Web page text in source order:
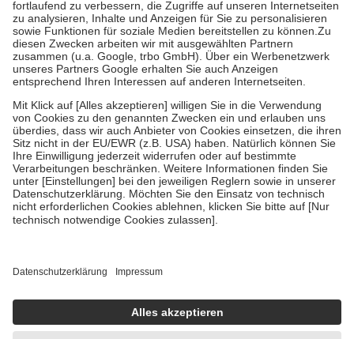
Diese Regeln gelten grundsätzlich auch für Online-Apotheken.
Bei Heilmitteln und häuslicher Krankenpflege beträgt die
Zuzahlung zehn Prozent der Kosten sowie zehn Euro je
Verordnung.
Um das Engagement der Versicherten für ihre eigene Gesundheit zu
stärken und die besondere Stellung der Familie zu unterstützen,
fallenkeine Zuzahlungenan bei:
• Kindern und Jugendlichen bis zum vollendeten 18. Lebensjahr
mit Ausnahme der Fahrkosten
• Untersuchungen zur Vorsorge und Früherkennung, die von der
GKV getragen werden
• empfohlenen Schutzimpfungen
• Harn- und Blutteststreifen
getroffen, um sicherzustellen, dass es sich um echte Bewertungen
https://help.etrusted.com/hc/de/articles/4419944605341
Einige Bilder und Inhalte wurden unter Zuhilfenahme künstlicher